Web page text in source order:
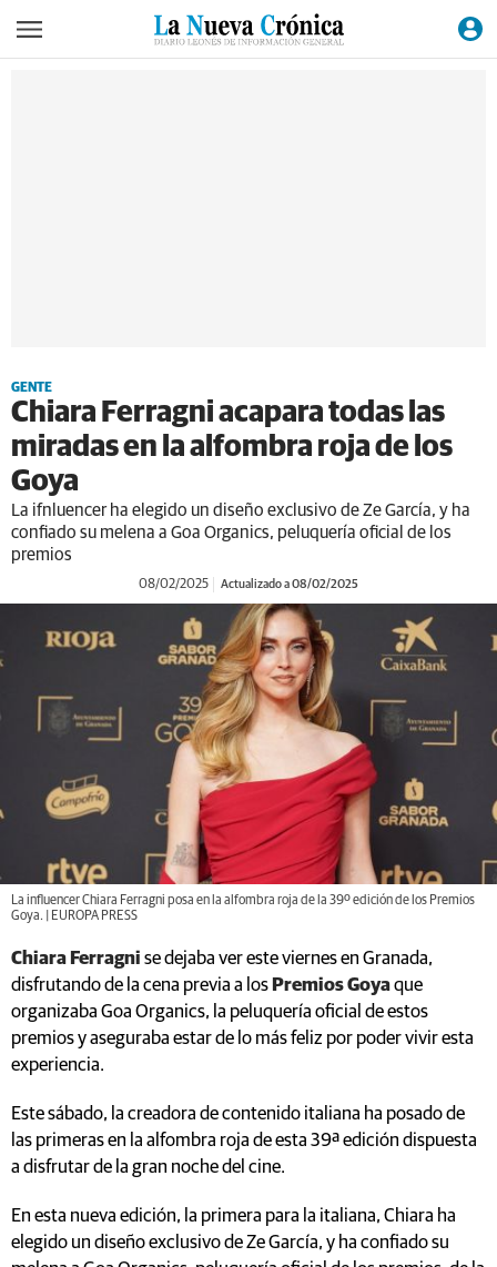
GENTE
Chiara Ferragni acapara todas las
miradas en la alfombra roja de los
Goya
La ifnluencer ha elegido un diseño exclusivo de Ze García, y ha
confiado su melena a Goa Organics, peluquería oficial de los
premios
08/02/2025 Actualizado a 08/02/2025
La influencer Chiara Ferragni posa en la alfombra roja de la 39º edición de los Premios
Goya. | EUROPA PRESS
Chiara Ferragni se dejaba ver este viernes en Granada,
disfrutando de la cena previa a los Premios Goyaque
organizaba Goa Organics, la peluquería oficial de estos
premios y aseguraba estar de lo más feliz por poder vivir esta
experiencia.
Este sábado, la creadora de contenido italiana ha posado de
las primeras en la alfombra roja de esta 39ª edición dispuesta
a disfrutar de la gran noche del cine.
En esta nueva edición, la primera para la italiana, Chiara ha
elegido un diseño exclusivo de Ze García, y ha confiado su